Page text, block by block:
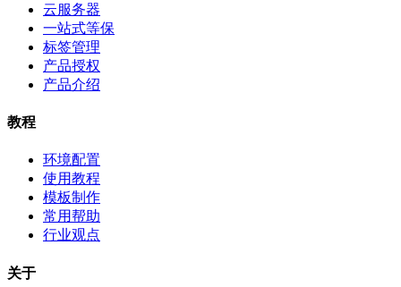
云服务器
一站式等保
标签管理
产品授权
产品介绍
教程
环境配置
使用教程
模板制作
常用帮助
行业观点
关于